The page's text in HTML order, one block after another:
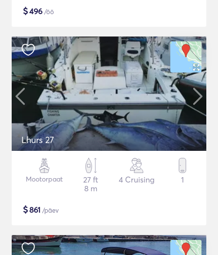
$496 /öö
Lhurs 27
Mootorpaat
27 ft
8 m
4 Cruising 1
$861 /päev